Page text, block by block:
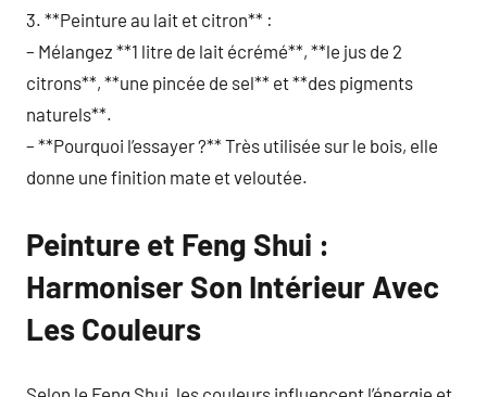
3. **Peinture au lait et citron** :
– Mélangez **1 litre de lait écrémé**, **le jus de 2
citrons**, **une pincée de sel** et **des pigments
naturels**.
– **Pourquoi l’essayer ?** Très utilisée sur le bois, elle
donne une finition mate et veloutée.
Peinture et Feng Shui :
Harmoniser Son Intérieur Avec
Les Couleurs